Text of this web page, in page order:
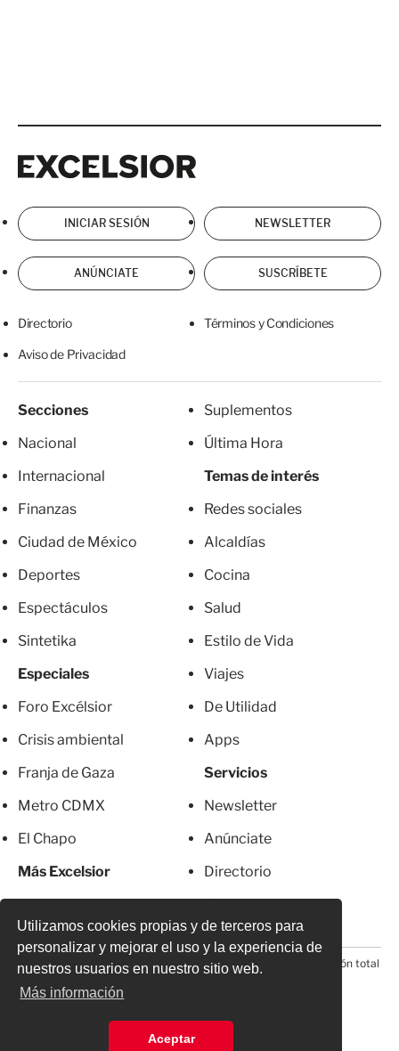
Utilizamos cookies propias y de terceros para
personalizar y mejorar el uso y la experiencia de
nuestros usuarios en nuestro sitio web.
Más información
Aceptar
INICIAR SESIÓN NEWSLETTER
ANÚNCIATE SUSCRÍBETE
Directorio Términos y Condiciones
Aviso de Privacidad
Secciones
Nacional
Internacional
Finanzas
Ciudad de México
Deportes
Espectáculos
Sintetika
Especiales
Foro Excélsior
Crisis ambiental
Franja de Gaza
Metro CDMX
El Chapo
Más Excelsior
Suplementos
Última Hora
Temas de interés
Redes sociales
Alcaldías
Cocina
Salud
Estilo de Vida
Viajes
De Utilidad
Apps
Servicios
Newsletter
Anúnciate
Directorio
© 2026 Todos los derechos reservados. Prohibida la reproducción total
o parcial, incluyendo cualquier medio electrónico*